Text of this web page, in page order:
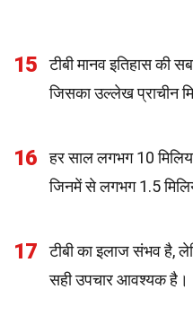
15
टीबी मानव इतिहास की
जिसका उल्लेख प्राचीन
16
हर साल लगभग 10
जिनमें से लगभग 1.5
17
टीबी का इलाज संभव है,
सही उपचार आवश्यक है।